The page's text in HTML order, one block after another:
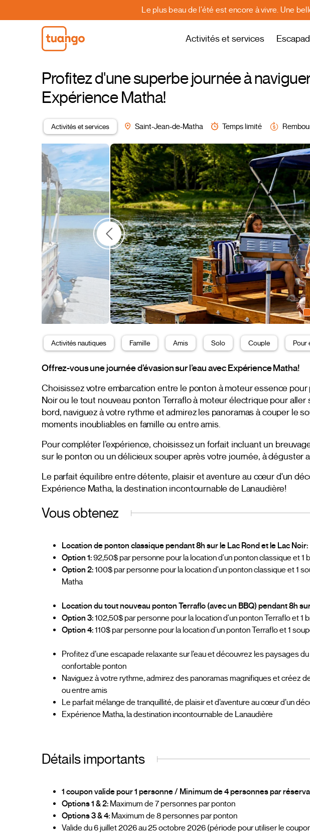
Le plus beau de l'été est encore à vivre. Une
Activités et services
Profitez d'une superbe journée à
Expérience Matha!
Activités et services Saint-Jean-de-Matha Temps limité
Activités nautiques Famille Amis Solo Couple Pour
Offrez-vous une journée d’évasion sur l’eau avec Expérience Matha!
Choisissez votre embarcation entre le ponton à moteur essence
Noir ou le tout nouveau ponton Terraflo à moteur électrique pour aller
bord, naviguez à votre rythme et admirez les panoramas à couper le
moments inoubliables en famille ou entre amis.
Pour compléter l’expérience, choisissez un forfait incluant un
sur le ponton ou un délicieux souper après votre journée, à déguster
Le parfait équilibre entre détente, plaisir et aventure au cœur d'un
Expérience Matha, la destination incontournable de Lanaudière!
Vous obtenez
Location de ponton classique pendant 8h sur le Lac Rond et le Lac Noir:
Option 1:92,50$ par personne pour la location d'un ponton classique et 1
Option 2:100$ par personne pour la location d'un ponton classique et 1
Matha
Location du tout nouveau ponton Terraflo (avec un BBQ) pendant 8h
Option 3:102,50$ par personne pour la location d'un ponton Terraflo et 1
Option 4:110$ par personne pour la location d'un ponton Terraflo et 1
Profitez d’une escapade relaxante sur l’eau et découvrez les paysages
confortable ponton
Naviguez à votre rythme, admirez des panoramas magnifiques et créez
ou entre amis
Le parfait mélange de tranquillité, de plaisir et d’aventure au cœur d’un
Expérience Matha, la destination incontournable de Lanaudière
Détails importants
1 coupon valide pour 1 personne / Minimum de 4 personnes par
Options 1 & 2: Maximum de 7 personnes par ponton
Options 3 & 4: Maximum de 8 personnes par ponton
Valide du 6 juillet 2026 au 25 octobre 2026 (période pour utiliser le